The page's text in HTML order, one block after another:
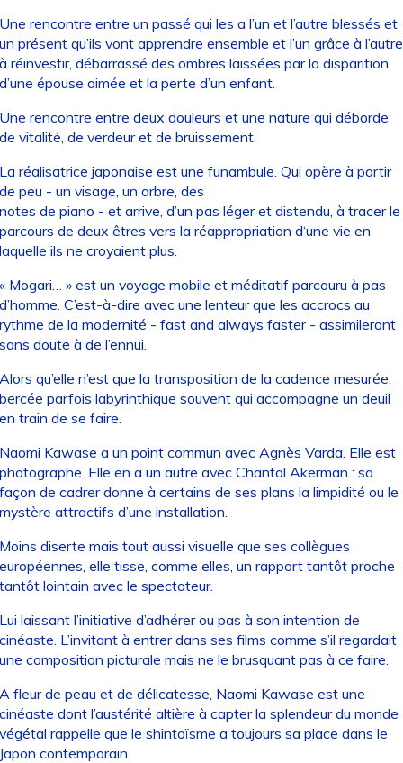
rencontre entre un passé qui les a l’un et l’autre blessés et
présent qu’ils vont apprendre ensemble et l’un grâce à l’autre
réinvestir, débarrassé des ombres laissées par la disparition
épouse aimée et la perte d’un enfant.
rencontre entre deux douleurs et une nature qui déborde
vitalité, de verdeur et de bruissement.
réalisatrice japonaise est une funambule. Qui opère à partir
peu - un visage, un arbre, des
de piano - et arrive, d’un pas léger et distendu, à tracer le
de deux êtres vers la réappropriation d‘une vie en
ils ne croyaient plus.
Mogari… » est un voyage mobile et méditatif parcouru à pas
C’est-à-dire avec une lenteur que les accrocs au
de la modernité - fast and always faster - assimileront
doute à de l’ennui.
qu’elle n’est que la transposition de la cadence mesurée,
parfois labyrinthique souvent qui accompagne un deuil
train de se faire.
Kawase a un point commun avec Agnès Varda. Elle est
Elle en a un autre avec Chantal Akerman : sa
de cadrer donne à certains de ses plans la limpidité ou le
attractifs d’une installation.
diserte mais tout aussi visuelle que ses collègues
elle tisse, comme elles, un rapport tantôt proche
lointain avec le spectateur.
laissant l’initiative d’adhérer ou pas à son intention de
L’invitant à entrer dans ses films comme s’il regardait
composition picturale mais ne le brusquant pas à ce faire.
fleur de peau et de délicatesse, Naomi Kawase est une
dont l’austérité altière à capter la splendeur du monde
rappelle que le shintoïsme a toujours sa place dans le
contemporain.